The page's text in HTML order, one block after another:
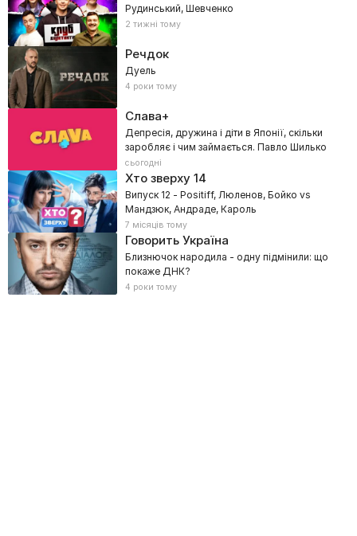
Рудинський, Шевченко
2 тижні тому
Речдок
Дуель
4 роки тому
Слава+
Депресія, дружина і діти в Японії, скільки
заробляє і чим займається. Павло Шилько
сьогодні
Хто зверху14
Випуск 12 - Positiff, Люленов, Бойко vs
Мандзюк, Андраде, Кароль
7 місяців тому
Говорить Україна
Близнючок народила - одну підмінили: що
покаже ДНК?
4 роки тому